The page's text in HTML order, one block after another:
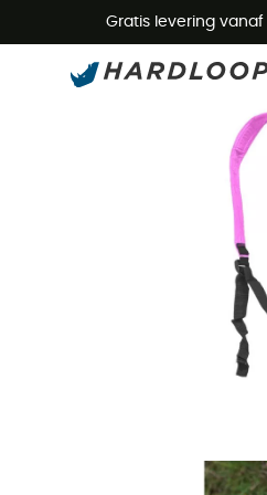
Gratis levering vanaf